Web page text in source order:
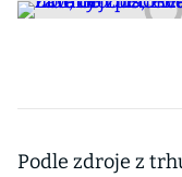
Podle zdroje z